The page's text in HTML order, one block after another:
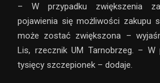
– W przypadku zwiększenia
pojawienia się możliwości zakupu
może zostać zwiększona –
Lis, rzecznik UM Tarnobrzeg. –
tysięcy szczepionek – dodaje.